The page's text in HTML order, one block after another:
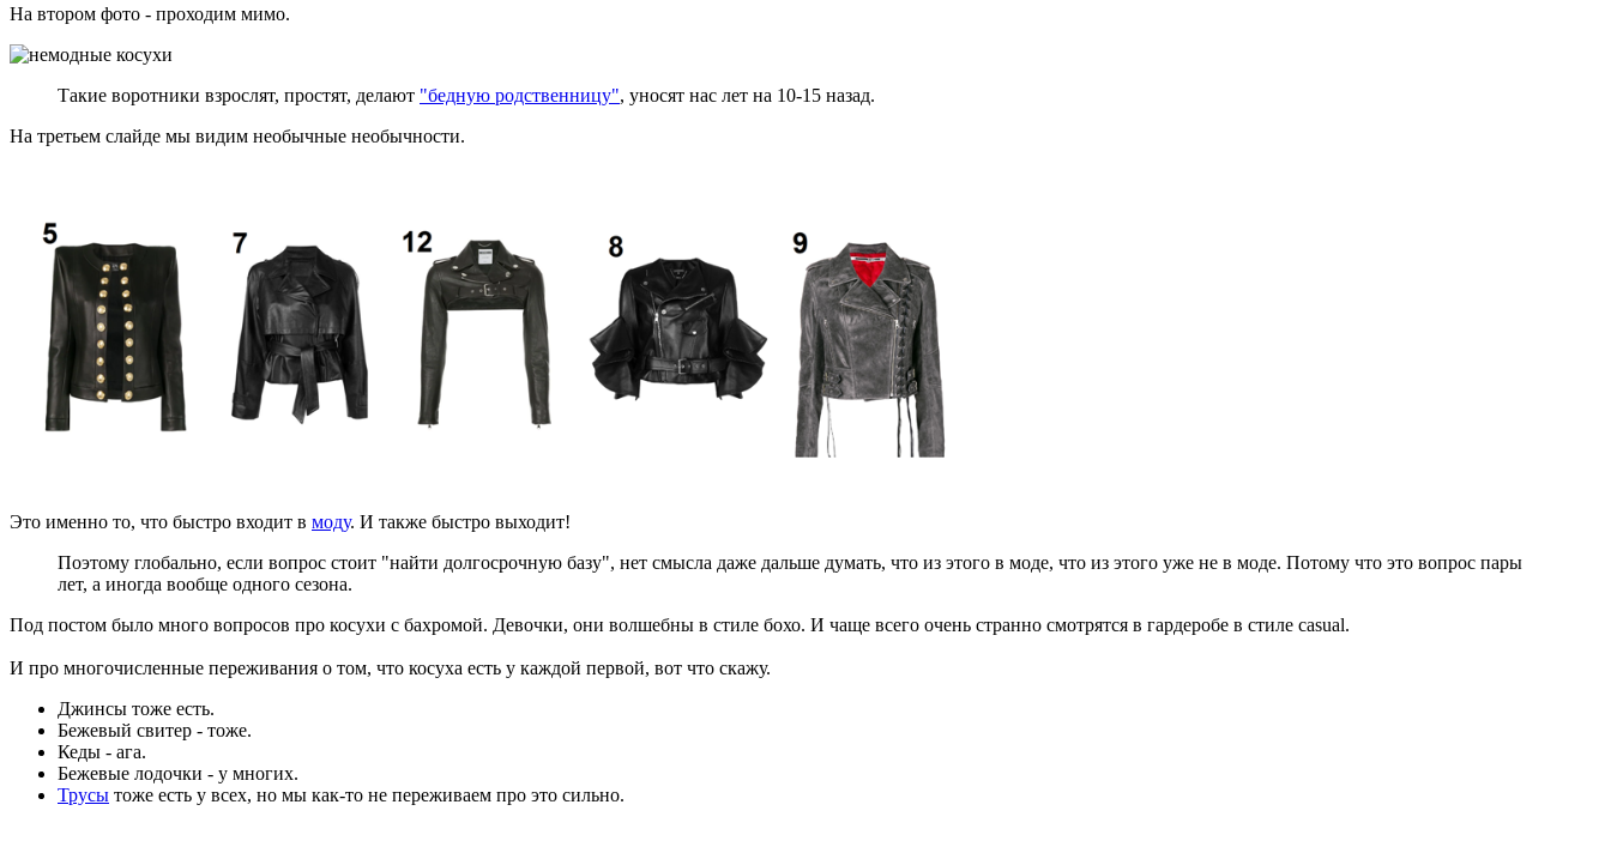
На втором фото - проходим мимо.
Такие воротники взрослят, простят, делают "бедную родственницу", уносят нас лет на 10-15 назад.
На третьем слайде мы видим необычные необычности.
Это именно то, что быстро входит в моду. И также быстро выходит!
Поэтому глобально, если вопрос стоит "найти долгосрочную базу", нет смысла даже дальше думать, что из этого в моде, что из этого уже не в моде. Потому что это вопрос пары
лет, а иногда вообще одного сезона.
Под постом было много вопросов про косухи с бахромой. Девочки, они волшебны в стиле бохо. И чаще всего очень странно смотрятся в гардеробе в стиле casual.
И про многочисленные переживания о том, что косуха есть у каждой первой, вот что скажу.
Джинсы тоже есть.
Бежевый свитер - тоже.
Кеды - ага.
Бежевые лодочки - у многих.
Трусы тоже есть у всех, но мы как-то не переживаем про это сильно.